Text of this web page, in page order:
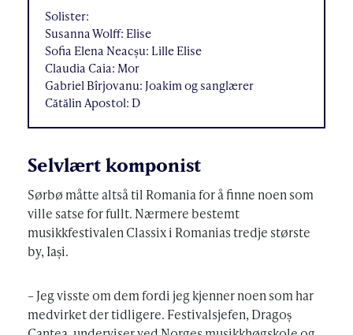
Solister:
Susanna Wolff: Elise
Sofia Elena Neacșu: Lille Elise
Claudia Caia: Mor
Gabriel Bîrjovanu: Joakim og sanglærer
Cătălin Apostol: D
Selvlært komponist
Sørbø måtte altså til Romania for å finne noen som
ville satse for fullt. Nærmere bestemt
musikkfestivalen Classix i Romanias tredje største
by, Iași.
– Jeg visste om dem fordi jeg kjenner noen som har
medvirket der tidligere. Festivalsjefen, Dragoș